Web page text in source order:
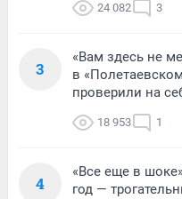
24 082 3
3
«Вам здесь не
в
проверили на
18 953 1
4
«Все еще в
год —